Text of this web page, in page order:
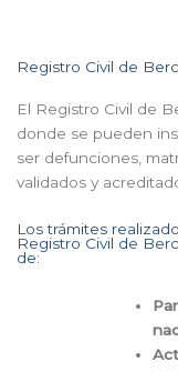
Registro Civil de
El Registro Civil de
donde se pueden
ser defunciones,
validados y
Los trámites
Registro Civil de
de: